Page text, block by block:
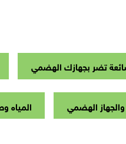
تضر بجهازك الهضمي
والجهاز الهضمي المياه